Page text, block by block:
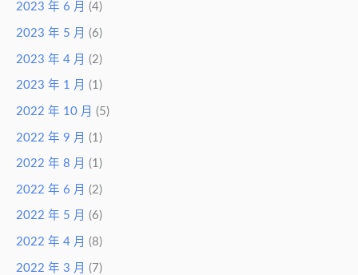
2023 年 6 月 (4)
2023 年 5 月 (6)
2023 年 4 月 (2)
2023 年 1 月 (1)
2022 年 10 月 (5)
2022 年 9 月 (1)
2022 年 8 月 (1)
2022 年 6 月 (2)
2022 年 5 月 (6)
2022 年 4 月 (8)
2022 年 3 月 (7)